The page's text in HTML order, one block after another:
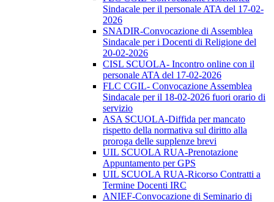
Sindacale per il personale ATA del 17-02-
2026
SNADIR-Convocazione di Assemblea
Sindacale per i Docenti di Religione del
20-02-2026
CISL SCUOLA- Incontro online con il
personale ATA del 17-02-2026
FLC CGIL- Convocazione Assemblea
Sindacale per il 18-02-2026 fuori orario di
servizio
ASA SCUOLA-Diffida per mancato
rispetto della normativa sul diritto alla
proroga delle supplenze brevi
UIL SCUOLA RUA-Prenotazione
Appuntamento per GPS
UIL SCUOLA RUA-Ricorso Contratti a
Termine Docenti IRC
ANIEF-Convocazione di Seminario di